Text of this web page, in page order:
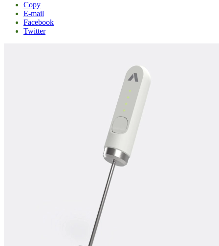
Copy
E-mail
Facebook
Twitter